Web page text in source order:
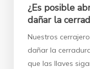
¿Es posible
dañar la
Nuestros
dañar la
que las llaves